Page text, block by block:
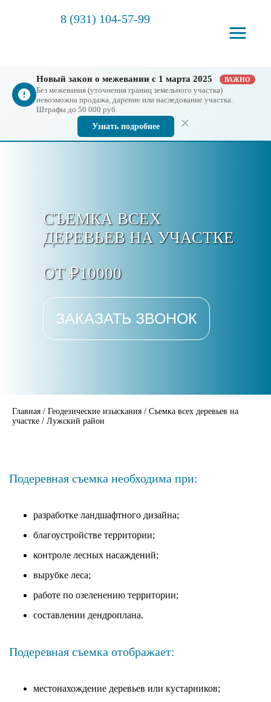
8 (931) 104-57-99
Новый закон о межевании с 1 марта 2025 ВАЖНО
Без межевания (уточнения границ земельного участка)
невозможна продажа, дарение или наследование участка.
Штрафы до 50 000 руб.
Узнать подробнее
СЪЕМКА ВСЕХ
ДЕРЕВЬЕВ НА УЧАСТКЕ
ОТ ₽10000
ЗАКАЗАТЬ ЗВОНОК
Главная / Геодезические изыскания / Съемка всех деревьев на
участке / Лужский район
Подеревная съемка необходима при:
разработке ландшафтного дизайна;
благоустройстве территории;
контроле лесных насаждений;
вырубке леса;
работе по озеленению территории;
составлении дендроплана.
Подеревная съемка отображает:
местонахождение деревьев или кустарников;